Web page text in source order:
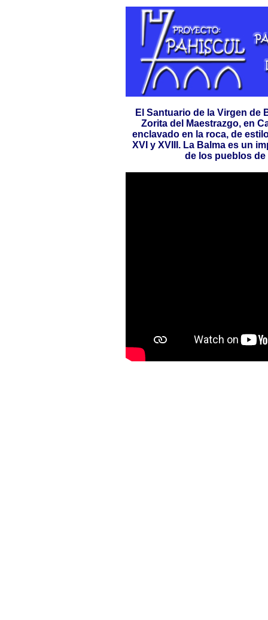
El Santuario de la Virgen de
Zorita del Maestrazgo, en
enclavado en la roca, de
XVI y XVIII. La Balma es un
de los pueblos de